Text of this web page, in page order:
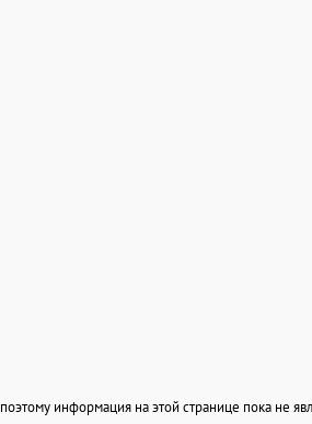
информация на этой странице пока не